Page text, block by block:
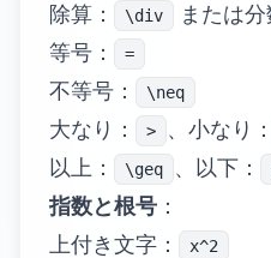
除算： \div または分
等号： =
不等号： \neq
大なり： > 、小なり：
以上： \geq 、以下：
指数と根号 ：
上付き文字：
x^2